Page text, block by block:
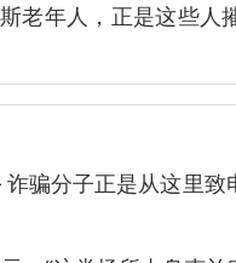
老年人，正是这些人
骗分子正是从这里致